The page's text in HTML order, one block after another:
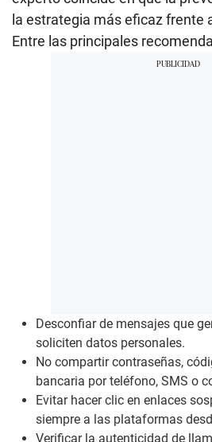
la estrategia más eficaz frente
Entre las principales
Desconfiar de mensajes que
soliciten datos personales.
No compartir contraseñas,
bancaria por teléfono, SMS o
Evitar hacer clic en enlaces
siempre a las plataformas
Verificar la autenticidad de